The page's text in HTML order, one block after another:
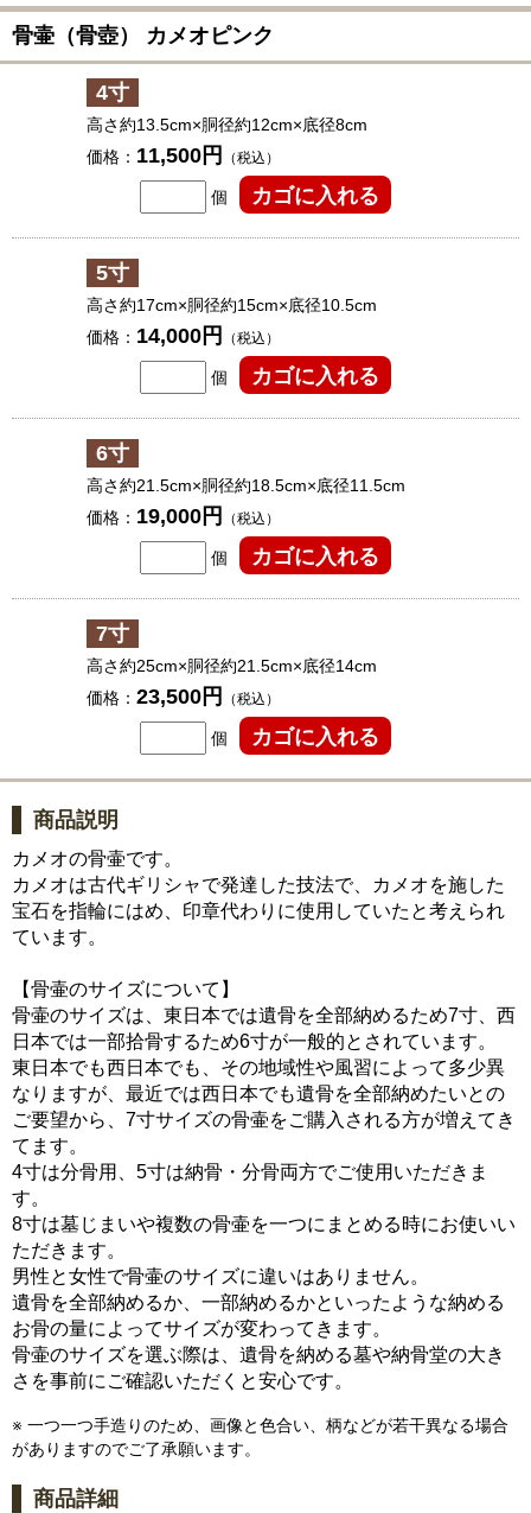
骨壷（骨壺） カメオピンク
4寸
高さ約13.5cm×胴径約12cm×底径8cm
価格： 11,500円 （税込）
個
5寸
高さ約17cm×胴径約15cm×底径10.5cm
価格： 14,000円 （税込）
個
6寸
高さ約21.5cm×胴径約18.5cm×底径11.5cm
価格： 19,000円 （税込）
個
7寸
高さ約25cm×胴径約21.5cm×底径14cm
価格： 23,500円 （税込）
個
商品説明
カメオの骨壷です。
カメオは古代ギリシャで発達した技法で、カメオを施した
宝石を指輪にはめ、印章代わりに使用していたと考えられ
ています。
【骨壷のサイズについて】
骨壷のサイズは、東日本では遺骨を全部納めるため7寸、西
日本では一部拾骨するため6寸が一般的とされています。
東日本でも西日本でも、その地域性や風習によって多少異
なりますが、最近では西日本でも遺骨を全部納めたいとの
ご要望から、7寸サイズの骨壷をご購入される方が増えてき
てます。
4寸は分骨用、5寸は納骨・分骨両方でご使用いただきま
す。
8寸は墓じまいや複数の骨壷を一つにまとめる時にお使いい
ただきます。
男性と女性で骨壷のサイズに違いはありません。
遺骨を全部納めるか、一部納めるかといったような納める
お骨の量によってサイズが変わってきます。
骨壷のサイズを選ぶ際は、遺骨を納める墓や納骨堂の大き
さを事前にご確認いただくと安心です。
※ 一つ一つ手造りのため、画像と色合い、柄などが若干異なる場合
がありますのでご了承願います。
商品詳細